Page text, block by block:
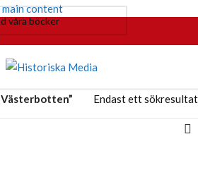
main content
Endast ett sökresultat